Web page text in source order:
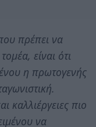
πρέπει να
είναι ότι
η πρωτογενής
καλλιέργειες πιο
να